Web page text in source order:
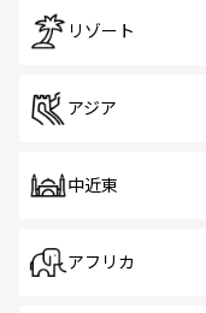
リゾート
アジア
中近東
アフリカ